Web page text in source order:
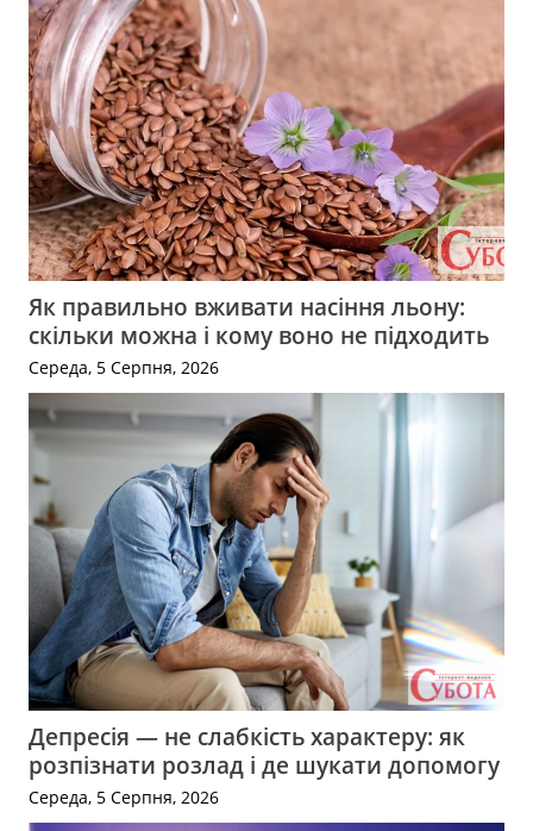
Як правильно вживати насіння льону:
скільки можна і кому воно не підходить
Середа, 5 Серпня, 2026
Депресія — не слабкість характеру: як
розпізнати розлад і де шукати допомогу
Середа, 5 Серпня, 2026